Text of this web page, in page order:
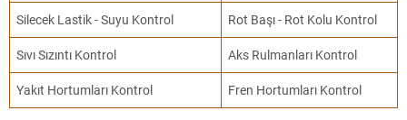
Silecek Lastik - Suyu Kontrol Rot Başı - Rot Kolu Kontrol
Sıvı Sızıntı Kontrol Aks Rulmanları Kontrol
Yakıt Hortumları Kontrol Fren Hortumları Kontrol